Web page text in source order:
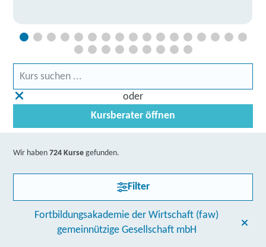
oder
Kursberater öffnen
Wir haben724 Kurse gefunden.
Filter
Fortbildungsakademie der Wirtschaft (faw)
gemeinnützige Gesellschaft mbH